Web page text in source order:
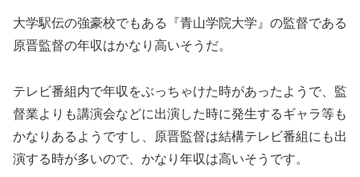
大学駅伝の強豪校でもある『青山学院大学』の監督である
原晋監督の年収はかなり高いそうだ。
テレビ番組内で年収をぶっちゃけた時があったようで、監
督業よりも講演会などに出演した時に発生するギャラ等も
かなりあるようですし、原晋監督は結構テレビ番組にも出
演する時が多いので、かなり年収は高いそうです。